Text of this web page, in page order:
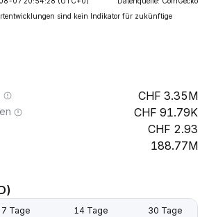
sind kein Indikator für zukünftige
3.35M
91.79K
2.93
188.77M
7 Tage 14 Tage 30 Tage